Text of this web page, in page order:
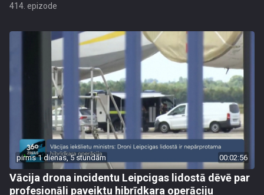
414. epizode
pirms 1 dienas, 5 stundām 00:02:56
Vācija drona incidentu Leipcigas lidostā dēvē par
profesionāli paveiktu hibrīdkara operāciju